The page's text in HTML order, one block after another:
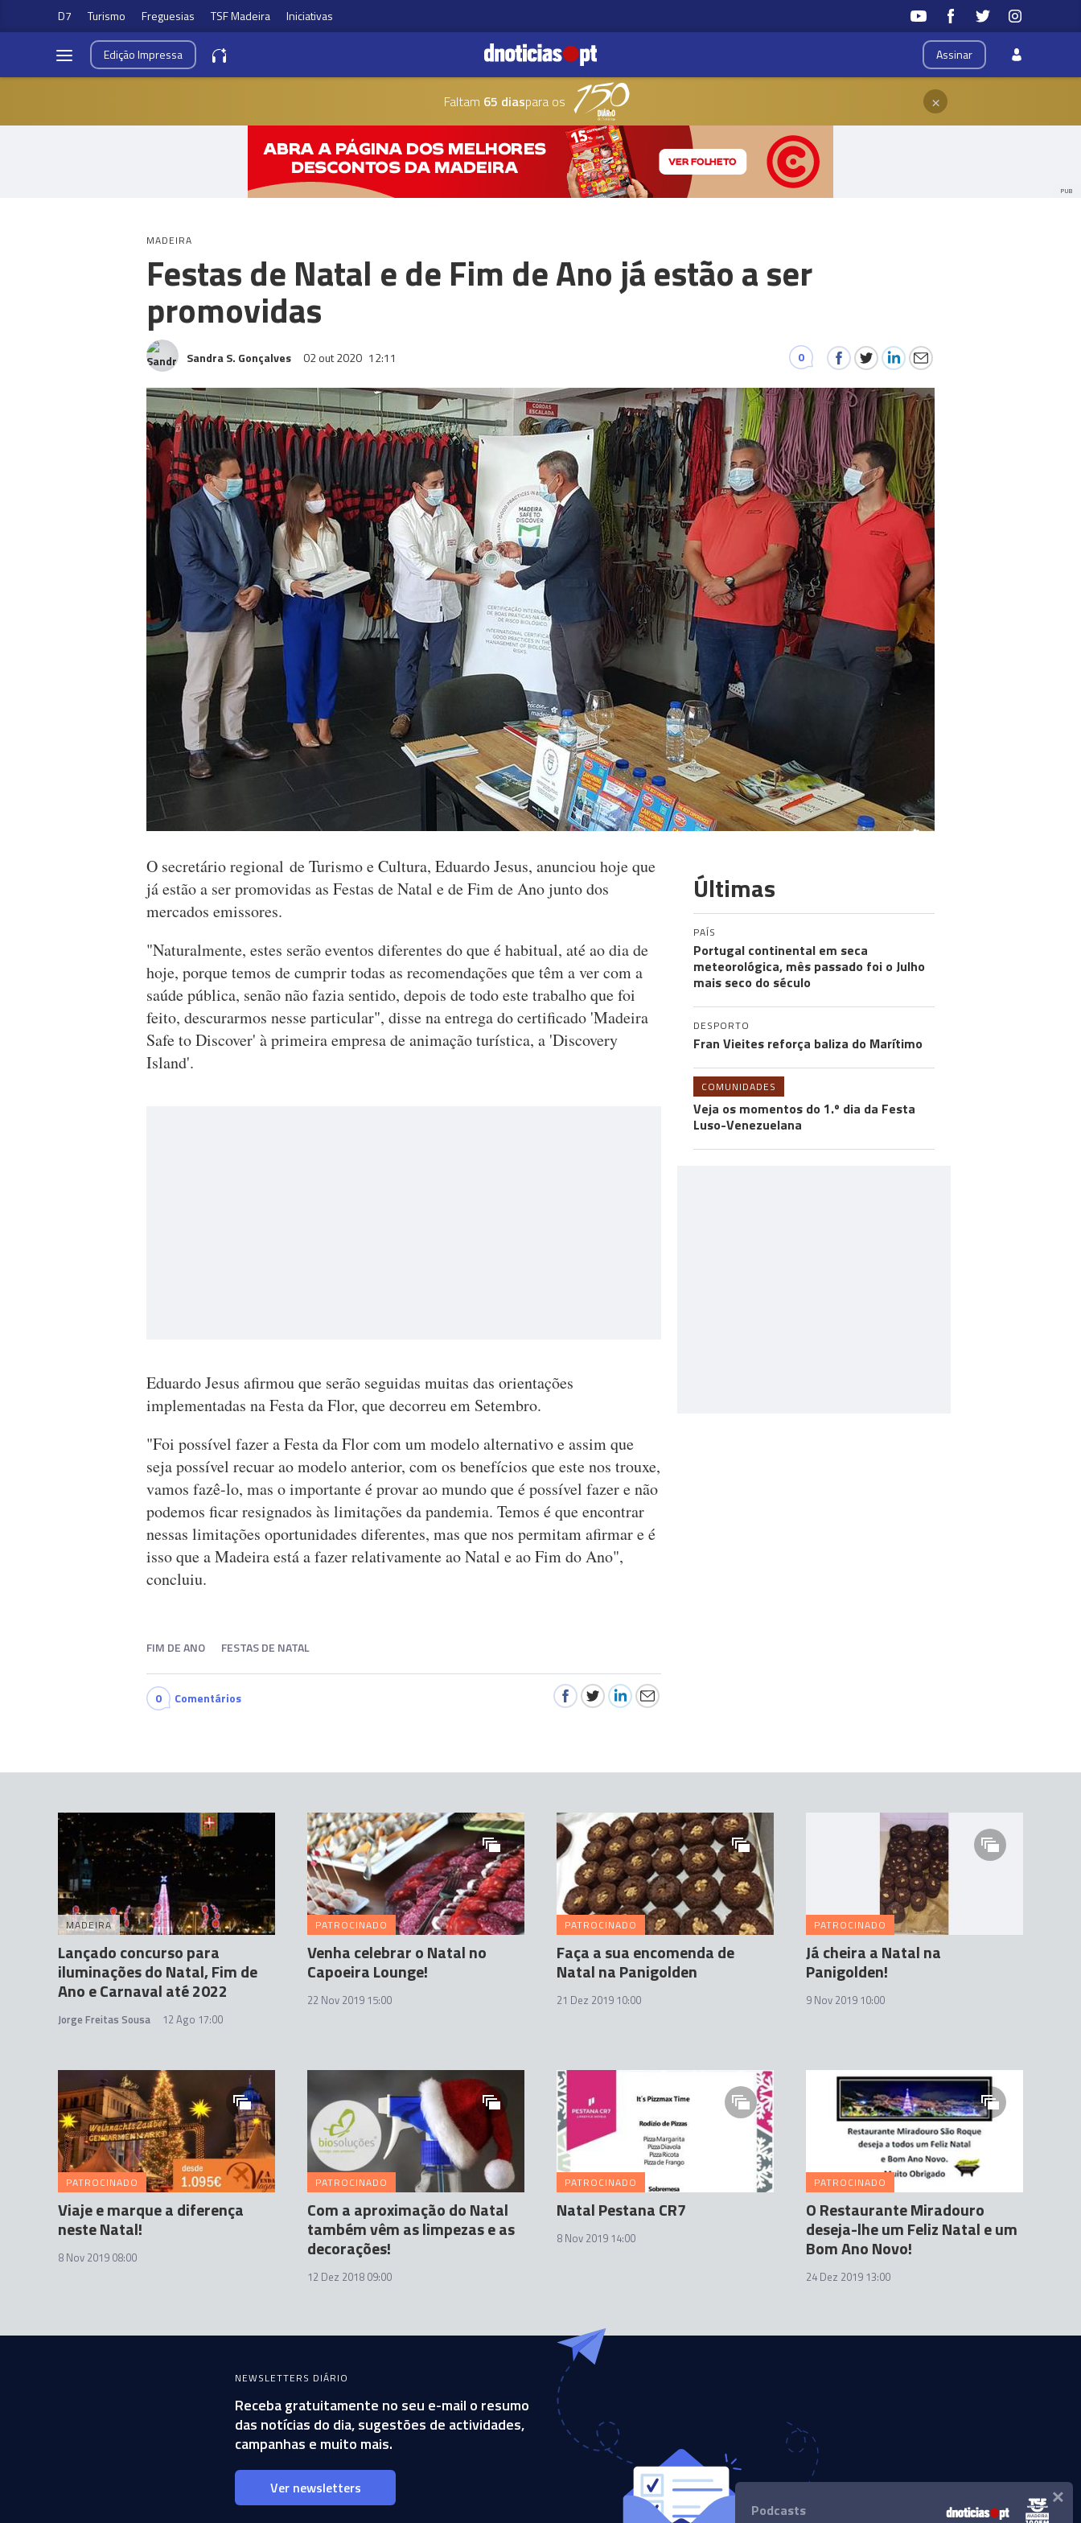
D7 Turismo Freguesias TSF Madeira Iniciativas
Assinar
EdiçãoImpressa
Faltam 65 diaspara os ×
PUB
MADEIRA
Festas de Natal e de Fim de Ano já estão a ser
promovidas
Sandra S. Gonçalves 02 out 2020 12:11 0
O secretário regional de Turismo e Cultura, Eduardo Jesus, anunciou hoje que
já estão a ser promovidas as Festas de Natal e de Fim de Ano junto dos
mercados emissores.
"Naturalmente, estes serão eventos diferentes do que é habitual, até ao dia de
hoje, porque temos de cumprir todas as recomendações que têm a ver com a
saúde pública, senão não fazia sentido, depois de todo este trabalho que foi
feito, descurarmos nesse particular", disse na entrega do certificado 'Madeira
Safe to Discover' à primeira empresa de animação turística, a 'Discovery
Island'.
Eduardo Jesus afirmou que serão seguidas muitas das orientações
implementadas na Festa da Flor, que decorreu em Setembro.
"Foi possível fazer a Festa da Flor com um modelo alternativo e assim que
seja possível recuar ao modelo anterior, com os benefícios que este nos trouxe,
vamos fazê-lo, mas o importante é provar ao mundo que é possível fazer e não
podemos ficar resignados às limitações da pandemia. Temos é que encontrar
nessas limitações oportunidades diferentes, mas que nos permitam afirmar e é
isso que a Madeira está a fazer relativamente ao Natal e ao Fim do Ano",
concluiu.
FIM DE ANO FESTAS DE NATAL
0 Comentários
Últimas
PAÍS
Portugal continental em seca
meteorológica, mês passado foi o Julho
mais seco do século
DESPORTO
Fran Vieites reforça baliza do Marítimo
COMUNIDADES
Veja os momentos do 1.º dia da Festa
Luso-Venezuelana
MADEIRA
Lançado concurso para
iluminações do Natal, Fim de
Ano e Carnaval até 2022
Jorge Freitas Sousa 12 Ago 17:00
PATROCINADO
Venha celebrar o Natal no
Capoeira Lounge!
22 Nov 2019 15:00
PATROCINADO
Faça a sua encomenda de
Natal na Panigolden
21 Dez 2019 10:00
PATROCINADO
Já cheira a Natal na
Panigolden!
9 Nov 2019 10:00
PATROCINADO
Viaje e marque a diferença
neste Natal!
8 Nov 2019 08:00
PATROCINADO
Com a aproximação do Natal
também vêm as limpezas e as
decorações!
12 Dez 2018 09:00
PATROCINADO
Natal Pestana CR7
8 Nov 2019 14:00
PATROCINADO
O Restaurante Miradouro
deseja-lhe um Feliz Natal e um
Bom Ano Novo!
24 Dez 2019 13:00
NEWSLETTERS DIÁRIO
Receba gratuitamente no seu e-mail o resumo
das notícias do dia, sugestões de actividades,
campanhas e muito mais.
Ver newsletters
Podcasts ×